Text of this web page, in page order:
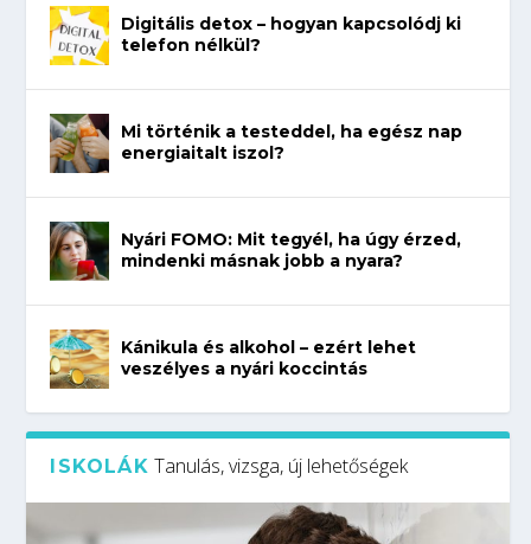
Digitális detox – hogyan kapcsolódj ki
telefon nélkül?
Mi történik a testeddel, ha egész nap
energiaitalt iszol?
Nyári FOMO: Mit tegyél, ha úgy érzed,
mindenki másnak jobb a nyara?
Kánikula és alkohol – ezért lehet
veszélyes a nyári koccintás
ISKOLÁK Tanulás, vizsga, új lehetőségek